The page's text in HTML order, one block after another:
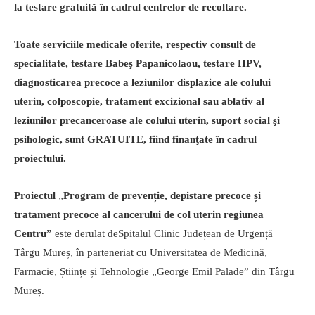
la testare gratuită în cadrul centrelor de recoltare.
Toate serviciile medicale oferite, respectiv consult de
specialitate, testare Babeş Papanicolaou, testare HPV,
diagnosticarea precoce a leziunilor displazice ale colului
uterin, colposcopie, tratament excizional sau ablativ al
leziunilor precanceroase ale colului uterin, suport social şi
psihologic, sunt GRATUITE, fiind finanţate în cadrul
proiectului.
Proiectul „Program de prevenție, depistare precoce și
tratament precoce al cancerului de col uterin regiunea
Centru” este derulat deSpitalul Clinic Județean de Urgență
Târgu Mureș, în parteneriat cu Universitatea de Medicină,
Farmacie, Științe și Tehnologie „George Emil Palade” din Târgu
Mureș.